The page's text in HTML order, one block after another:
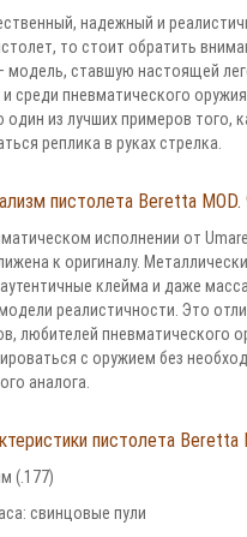
надежный и
то стоит обратить
модель, ставшую настоящей
среди пневматического
из лучших примеров того,
реплика в руках стрелка.
пистолета Beretta MOD.
исполнении от
к оригиналу.
клейма и даже
реалистичности. Это
любителей пневматического
с оружием без
аналога.
пистолета Beretta
(.177)
свинцовые пули